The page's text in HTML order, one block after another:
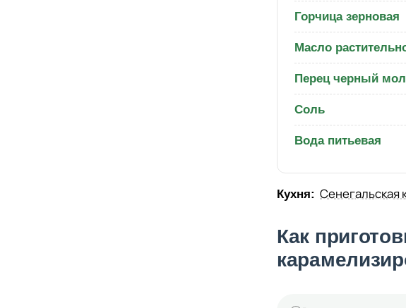
Горчица зерновая
Масло
Перец черный
Соль
Вода питьевая
Кухня: Сенегальская
Как